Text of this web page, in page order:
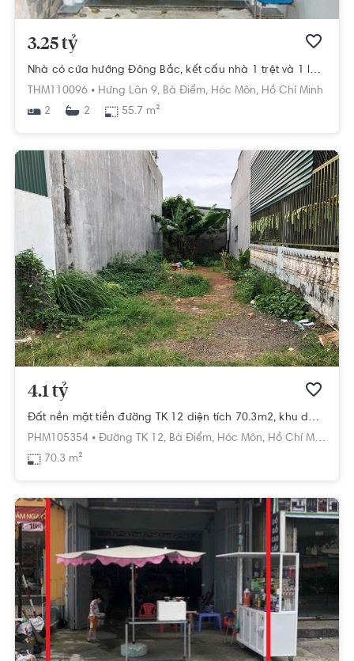
3.25 tỷ
Nhà có cửa hướng Đông Bắc, kết cấu nhà 1 trệt và 1 lầu đúc chắc chắn.
THM110096 • Hưng Lân 9, Bà Điểm, Hóc Môn, Hồ Chí Minh
2
2 55.7 m²
4.1 tỷ
Đất nền mặt tiền đường TK 12 diện tích 70.3m2, khu dân cư sầm uất.
PHM105354 • Đường TK 12, Bà Điểm, Hóc Môn, Hồ Chí Minh
70.3 m²